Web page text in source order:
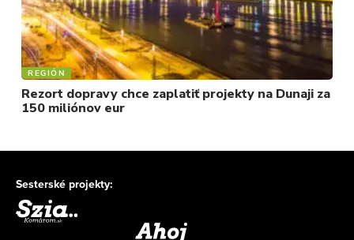
REGIÓN
Rezort dopravy chce zaplatiť projekty na Dunaji za
150 miliónov eur
Sesterské projekty: